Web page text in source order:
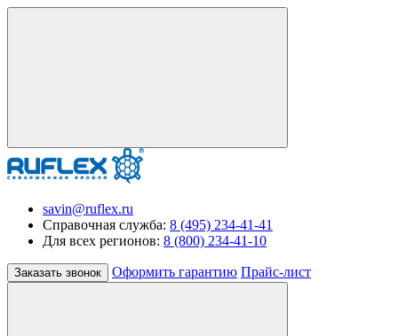
savin@ruflex.ru
Справочная служба: 8 (495) 234-41-41
Для всех регионов: 8 (800) 234-41-10
Заказать звонок Оформить гарантию Прайс-лист